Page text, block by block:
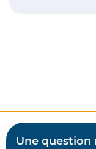
Cette
pédagogiques
Une